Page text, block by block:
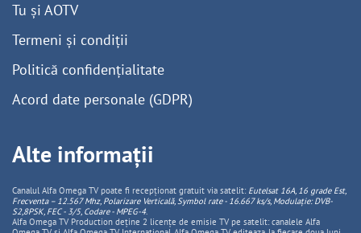
Tu și AOTV
Termeni și condiții
Politică confidențialitate
Acord date personale (GDPR)
Alte informații
Canalul Alfa Omega TV poate fi recepționat gratuit via satelit: Eutelsat 16A, 16 grade Est,
Frecventa – 12.567 Mhz, PolarizareVerticală, Symbol rate - 16.667 ks/s, Modulație: DVB-
S2,8PSK, FEC - 3/5, Codare - MPEG-4.
Alfa Omega TV Production deține 2 licențe de emisie TV pe satelit: canalele Alfa